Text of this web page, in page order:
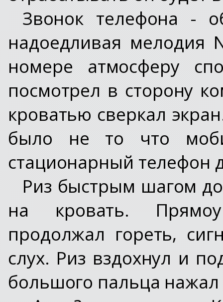
Звонок телефона -
надоедливая
номере атмосферу
посмотрел в сторону
кроватью сверкал
было не то что
стационарный телефон
Риз быстрым шагом
на кровать.
продолжал гореть,
слух. Риз вздохнул и
большого пальца нажал